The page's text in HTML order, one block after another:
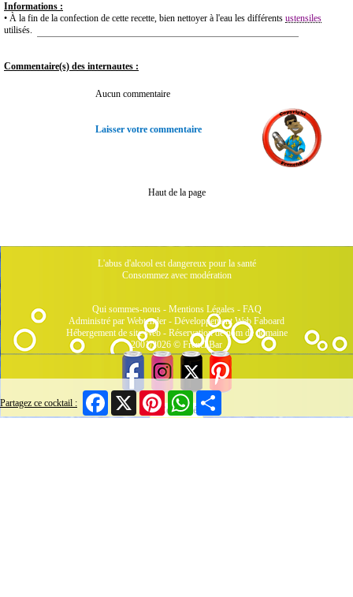
Partagez ce cocktail :
FacebookX Pinterest WhatsApp
Informations :
• À la fin de la confection de cette recette, bien nettoyer à l'eau les différents ustensiles
utilisés.
Commentaire(s) des internautes :
Aucun commentaire
Laisser votre commentaire
Haut de la page
L'abus d'alcool est dangereux pour la santé
Consommez avec modération
Qui sommes-nous- Mentions Légales- FAQ
Administré par Webtender - Développement Web Faboard
Hébergement de site Web- Réservation de nom de domaine
2001/2026 © FrenchBar
7 Connectés